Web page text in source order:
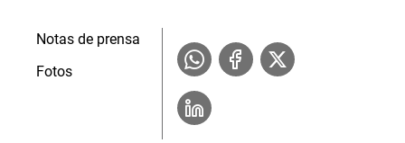
Notas de prensa
Fotos